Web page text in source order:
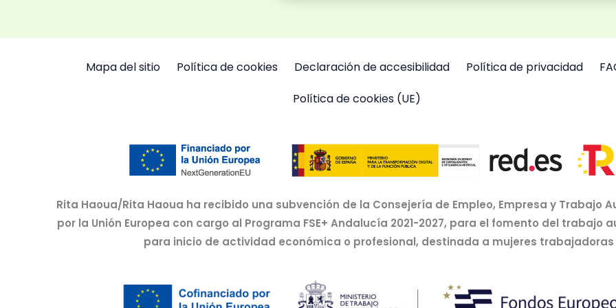
Mapa del sitio Política de cookies Declaración de accesibilidad Política de privacidad
Política de cookies (UE)
Rita Haoua/Rita Haoua ha recibido una subvención de la Consejería de Empleo, Empresa y
por la Unión Europea con cargo al Programa FSE+ Andalucía 2021-2027, para el fomento del trabajo
para inicio de actividad económica o profesional, destinada a mujeres